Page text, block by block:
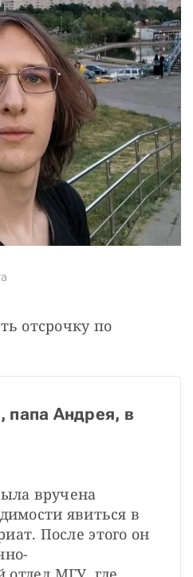
отсрочку по
папа Андрея, в
вручена
явиться в
После этого он